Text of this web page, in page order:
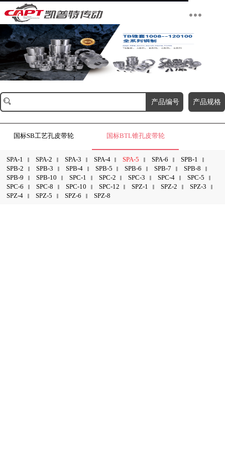
产品编号 产品规格
国标SB工艺孔皮带轮 国标BTL锥孔皮带轮
SPA-1 SPA-2 SPA-3 SPA-4 SPA-5 SPA-6
SPB-1
SPB-2
SPB-3 SPB-4 SPB-5 SPB-6 SPB-7
SPB-8
SPB-9
SPB-10 SPC-1 SPC-2 SPC-3 SPC-4
SPC-5
SPC-6
SPC-8 SPC-10 SPC-12 SPZ-1 SPZ-2
SPZ-3
SPZ-4
SPZ-5 SPZ-6 SPZ-8